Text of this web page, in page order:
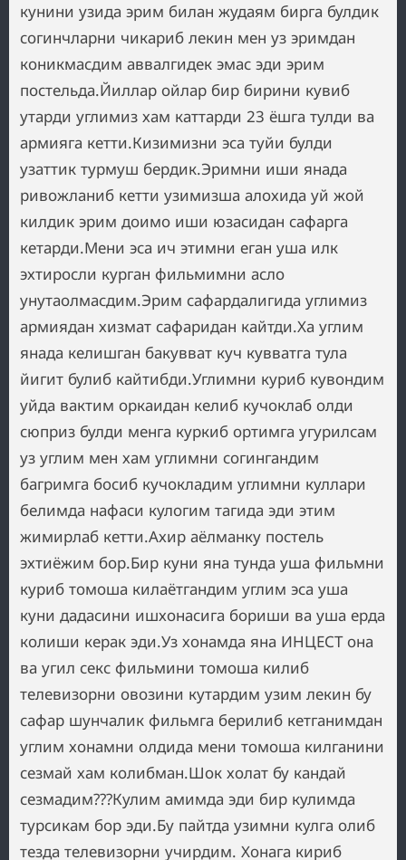
кунини узида эрим билан жудаям бирга булдик
согинчларни чикариб лекин мен уз эримдан
коникмасдим аввалгидек эмас эди эрим
постельда.Йиллар ойлар бир бирини кувиб
утарди углимиз хам каттарди 23 ёшга тулди ва
армияга кетти.Кизимизни эса туйи булди
узаттик турмуш бердик.Эримни иши янада
ривожланиб кетти узимизша алохида уй жой
килдик эрим доимо иши юзасидан сафарга
кетарди.Мени эса ич этимни еган уша илк
эхтиросли курган фильмимни асло
унутаолмасдим.Эрим сафардалигида углимиз
армиядан хизмат сафаридан кайтди.Ха углим
янада келишган бакувват куч кувватга тула
йигит булиб кайтибди.Углимни куриб кувондим
уйда вактим оркаидан келиб кучоклаб олди
сюприз булди менга куркиб ортимга угурилсам
уз углим мен хам углимни согингандим
багримга босиб кучокладим углимни куллари
белимда нафаси кулогим тагида эди этим
жимирлаб кетти.Ахир аёлманку постель
эхтиёжим бор.Бир куни яна тунда уша фильмни
куриб томоша килаётгандим углим эса уша
куни дадасини ишхонасига бориши ва уша ерда
колиши керак эди.Уз хонамда яна ИНЦЕСТ она
ва угил секс фильмини томоша килиб
телевизорни овозини кутардим узим лекин бу
сафар шунчалик фильмга берилиб кетганимдан
углим хонамни олдида мени томоша килганини
сезмай хам колибман.Шок холат бу кандай
сезмадим???Кулим амимда эди бир кулимда
турсикам бор эди.Бу пайтда узимни кулга олиб
тезда телевизорни учирдим. Хонага кириб